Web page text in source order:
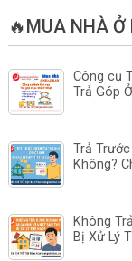
🔥MUA NHÀ Ở
Công cụ
Trả Góp
Trả
Không?
Không
Bị Xử Lý